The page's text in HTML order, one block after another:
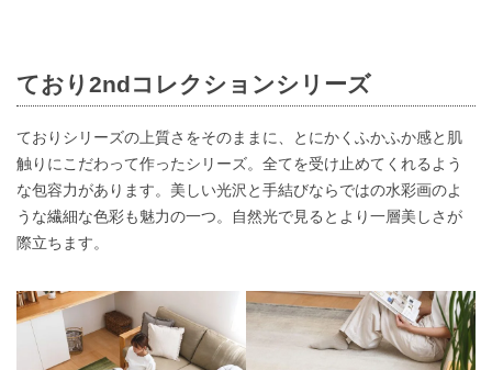
ており2ndコレクションシリーズ
ておりシリーズの上質さをそのままに、とにかくふかふか感と肌
触りにこだわって作ったシリーズ。全てを受け止めてくれるよう
な包容力があります。美しい光沢と手結びならではの水彩画のよ
うな繊細な色彩も魅力の一つ。自然光で見るとより一層美しさが
際立ちます。